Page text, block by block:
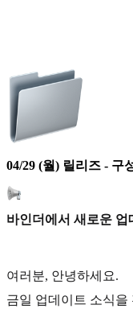
04/29 (월) 릴리즈 - 구
바인더에서 새로운
여러분, 안녕하세요.
금일 업데이트 소식을